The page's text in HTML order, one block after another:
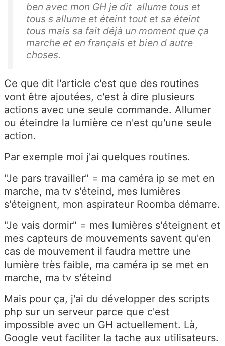
ben avec mon GH je dit allume tous et
tous s allume et éteint tout et sa éteint
tous mais sa fait déjà un moment que ça
marche et en français et bien d autre
choses.
Ce que dit l'article c'est que des routines
vont être ajoutées, c'est à dire plusieurs
actions avec une seule commande. Allumer
ou éteindre la lumière ce n'est qu'une seule
action.
Par exemple moi j'ai quelques routines.
"Je pars travailler" = ma caméra ip se met en
marche, ma tv s'éteind, mes lumières
s'éteignent, mon aspirateur Roomba démarre.
"Je vais dormir" = mes lumières s'éteignent et
mes capteurs de mouvements savent qu'en
cas de mouvement il faudra mettre une
lumière très faible, ma caméra ip se met en
marche, ma tv s'éteind
Mais pour ça, j'ai du développer des scripts
php sur un serveur parce que c'est
impossible avec un GH actuellement. Là,
Google veut faciliter la tache aux utilisateurs.